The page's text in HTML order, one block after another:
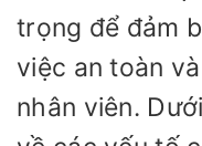
trọng để đảm
việc an toàn
nhân viên.